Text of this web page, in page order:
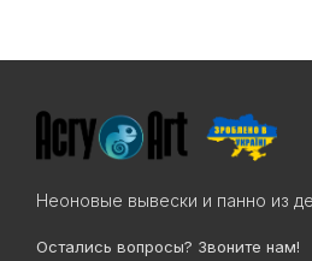
Неоновые вывески и панно из
Остались вопросы? Звоните нам!